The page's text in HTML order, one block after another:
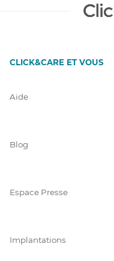
CLICK&CARE ET VOUS
Aide
Blog
Espace Presse
Implantations